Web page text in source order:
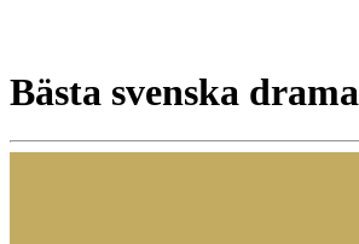
Bästa svenska drama